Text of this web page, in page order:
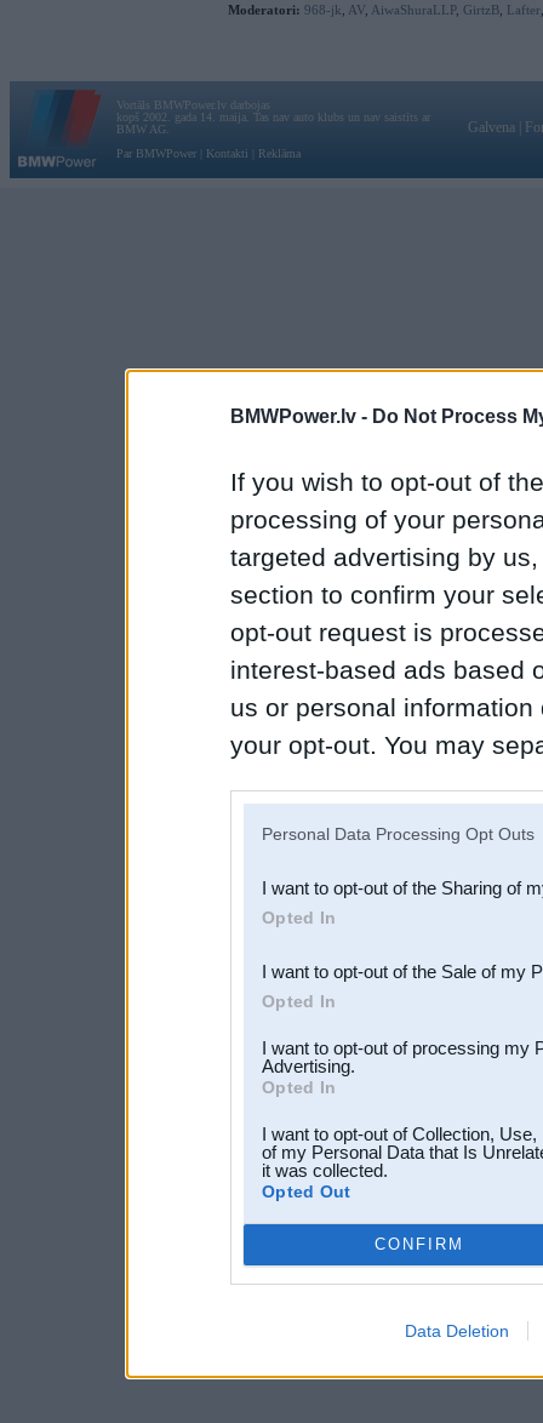
BMWPower.lv - Do Not Process
If you wish to opt-out of
processing of your
targeted advertising by
section to confirm your
opt-out request is
interest-based ads based
us or personal
your opt-out. You may
Downstream Participants
third parties.
Personal Data Processing Opt Outs
I want to opt-out of the Sharing of
Opted In
I want to opt-out of the Sale of my
Opted In
I want to opt-out of processing my
Advertising.
Opted In
I want to opt-out of Collection,
of my Personal Data that Is
it was collected.
Opted Out
CONFIRM
Data Deletion
Moderatori: 968-jk AV AiwaShuraLLP, GirtzB Lafter
Vortāls BMWPower.lv darbojas
kopš 2002. gada 14. maija. Tas nav auto klubs un nav saistīts ar
BMW AG.
Par BMWPower
Kontakti Reklāma
Galvena